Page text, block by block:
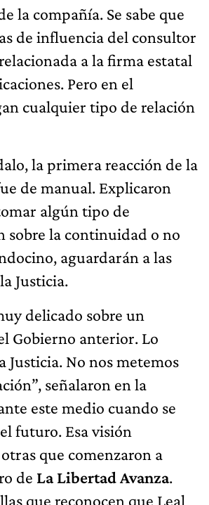
la compañía. Se sabe que
de influencia del consultor
a la firma estatal
Pero en el
cualquier tipo de relación
la primera reacción de la
de manual. Explicaron
algún tipo de
sobre la continuidad o no
aguardarán a las
Justicia.
delicado sobre un
Gobierno anterior. Lo
Justicia. No nos metemos
señalaron en la
este medio cuando se
futuro. Esa visión
que comenzaron a
de La Libertad Avanza.
que reconocen que Leal